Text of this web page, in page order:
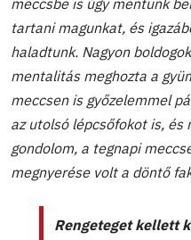
tartani magunkat, és
haladtunk. Nagyon
mentalitás meghozta a
meccsen is győzelemmel
az utolsó lépcsőfokot is,
gondolom, a tegnapi
megnyerése volt a döntő
Rengeteget kellett